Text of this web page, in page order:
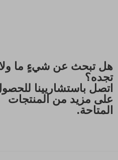
هل تبحث عن شيءٍ ما ولا
تجده؟
اتصل باستشاريينا
على مزيد من المنتجات
المتاحة.